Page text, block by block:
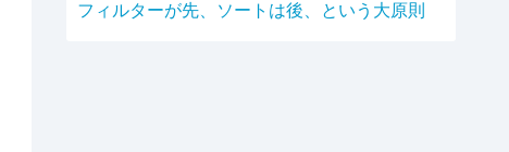
フィルターが先、ソートは後、という大原則